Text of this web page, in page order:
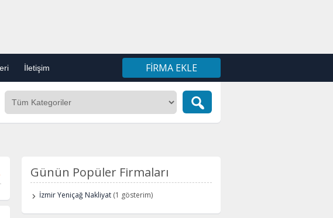
İletişim FIRMA EKLE
Günün Popüler Firmaları
İzmir Yeniçağ Nakliyat (1 gösterim)